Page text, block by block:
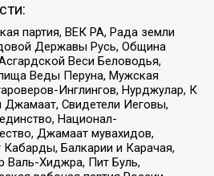
партия, ВЕК РА, Рада земли
Державы Русь, Община
Веси Беловодья,
Веды Перуна, Мужская
Инглингов, Нурджулар, К
Джамаат, Свидетели Иеговы,
Национал-
Джамаат мувахидов,
Балкарии и Карачая,
Валь-Хиджра, Пит Буль,